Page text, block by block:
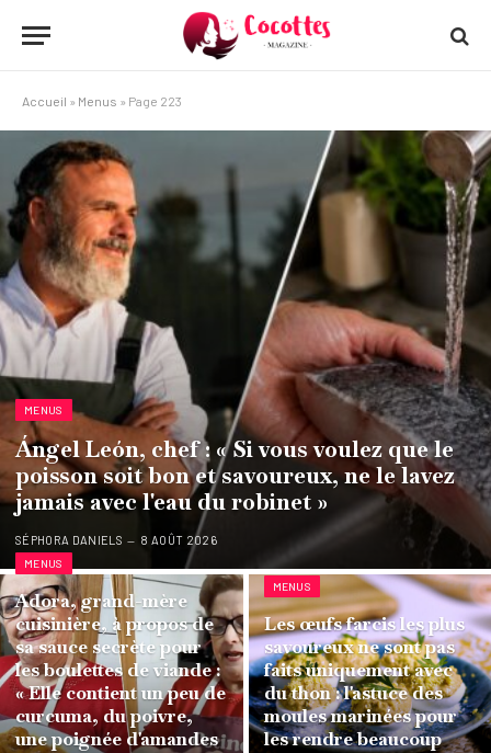
Accueil » Menus » Page 223
MENUS
Ángel León, chef : « Si vous voulez que le
poisson soit bon et savoureux, ne le lavez
jamais avec l'eau du robinet »
SÉPHORA DANIELS 8 AOÛT 2026
MENUS
Adora, grand-mère
cuisinière, à propos de
sa sauce secrète pour
les boulettes de viande :
« Elle contient un peu de
curcuma, du poivre,
une poignée d'amandes
MENUS
Les œufs farcis les plus
savoureux ne sont pas
faits uniquement avec
du thon : l'astuce des
moules marinées pour
les rendre beaucoup